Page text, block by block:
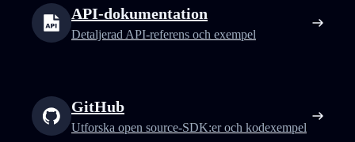
API-dokumentation
Detaljerad API-referens och exempel
GitHub
Utforska open source-SDK:er och kodexempel